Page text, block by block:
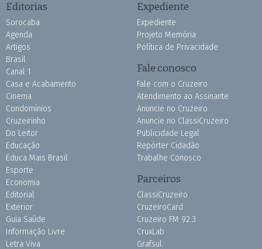
Editorias
Sorocaba
Agenda
Artigos
Brasil
Canal 1
Casa e Acabamento
Cinema
Condomínios
Cruzeirinho
Do Leitor
Educação
Educa Mais Brasil
Esporte
Economia
Editorial
Exterior
Guia Saúde
Informação Livre
Letra Viva
Expediente
Expediente
Projeto Memória
Política de Privacidade
Fale conosco
Fale com o Cruzeiro
Atendimento ao Assinante
Anuncie no Cruzeiro
Anuncie no ClassiCruzeiro
Publicidade Legal
Repórter Cidadão
Trabalhe Conosco
Parceiros
ClassiCruzeiro
CruzeiroCard
Cruzeiro FM 92.3
CruxLab
Grafsul